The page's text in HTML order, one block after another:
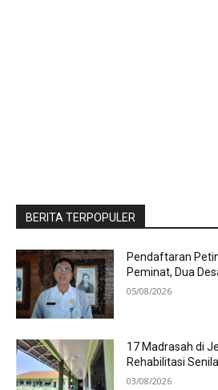
BERITA TERPOPULER
Pendaftaran
Peminat, Dua
05/08/2026
17 Madrasah di
Rehabilitasi
03/08/2026